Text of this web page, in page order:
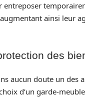
entreposer
ainsi leur
des
aucun doute un des
d’un garde-